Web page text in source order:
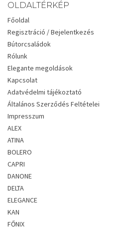
OLDALTÉRKÉP
Főoldal
Regisztráció / Bejelentkezés
Bútorcsaládok
Rólunk
Elegante megoldások
Kapcsolat
Adatvédelmi tájékoztató
Általános Szerződés Feltételei
Impresszum
ALEX
ATINA
BOLERO
CAPRI
DANONE
DELTA
ELEGANCE
KAN
FŐNIX